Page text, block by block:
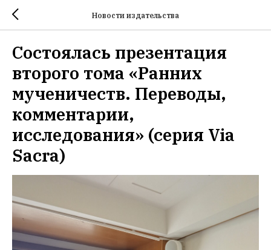
Новости издательства
Состоялась презентация
второго тома «Ранних
мученичеств. Переводы,
комментарии,
исследования» (серия Via
Sacra)